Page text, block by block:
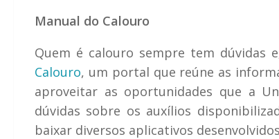
Manual do Calouro
Quem é calouro sempre tem dúvidas
Calouro, um portal que reúne as
aproveitar as oportunidades que a
dúvidas sobre os auxílios
baixar diversos aplicativos